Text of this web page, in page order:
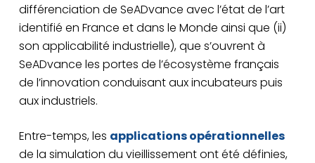
différenciation de SeADvance avec l’état de l’art
identifié en France et dans le Monde ainsi que (ii)
son applicabilité industrielle), que s’ouvrent à
SeADvance les portes de l’écosystème français
de l’innovation conduisant aux incubateurs puis
aux industriels.
Entre-temps, les applications opérationnelles
de la simulation du vieillissement ont été définies,